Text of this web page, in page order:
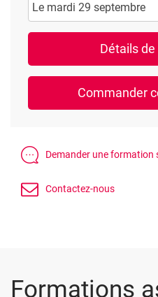
Le mardi 29 septembre
Formations